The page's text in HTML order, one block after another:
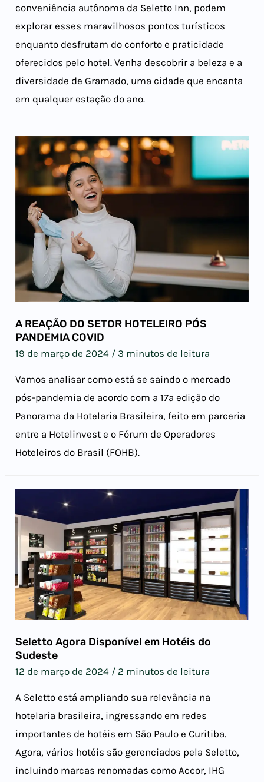
conveniência autônoma da Seletto Inn, podem
explorar esses maravilhosos pontos turísticos
enquanto desfrutam do conforto e praticidade
oferecidos pelo hotel. Venha descobrir a beleza e a
diversidade de Gramado, uma cidade que encanta
em qualquer estação do ano.
A REAÇÃO DO SETOR HOTELEIRO PÓS
PANDEMIA COVID
19 de março de 2024 / 3 minutos de leitura
Vamos analisar como está se saindo o mercado
pós-pandemia de acordo com a 17ª edição do
Panorama da Hotelaria Brasileira, feito em parceria
entre a Hotelinvest e o Fórum de Operadores
Hoteleiros do Brasil (FOHB).
Seletto Agora Disponível em Hotéis do
Sudeste
12 de março de 2024 / 2 minutos de leitura
A Seletto está ampliando sua relevância na
hotelaria brasileira, ingressando em redes
importantes de hotéis em São Paulo e Curitiba.
Agora, vários hotéis são gerenciados pela Seletto,
incluindo marcas renomadas como Accor, IHG